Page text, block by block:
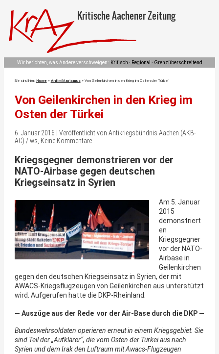
Kritische Aachener Zeitung
Wir berichten, was Andere verschweigen: Kritisch · Regional · Grenzüberschreitend
Sie sind hier: Home » Antimilitarismus» Von Geilenkirchen in den Krieg im Osten der Türkei
Von Geilenkirchen in den Krieg im
Osten der Türkei
6. Januar 2016 | Veröffentlicht von Antikriegsbündnis Aachen (AKB-
AC) / ws, Keine Kommentare
Kriegsgegner demonstrieren vor der
NATO-Airbase gegen deutschen
Kriegseinsatz in Syrien
Am 5. Januar
2015
demonstriert
en
Kriegsgegner
vor der NATO-
Airbase in
Geilenkirchen
gegen den deutschen Kriegseinsatz in Syrien, der mit
AWACS-Kriegsflugzeugen von Geilenkirchen aus unterstützt
wird. Aufgerufen hatte die DKP-Rheinland.
— Auszüge aus der Rede vor der Air-Base durch die DKP —
Bundeswehrsoldaten operieren erneut in einem Kriegsgebiet. Sie
sind Teil der „Aufklärer“, die vom Osten der Türkei aus nach
Syrien und dem Irak den Luftraum mit Awacs-Flugzeugen